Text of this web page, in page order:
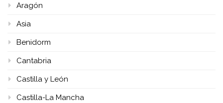
Aragón
Asia
Benidorm
Cantabria
Castilla y León
Castilla-La Mancha